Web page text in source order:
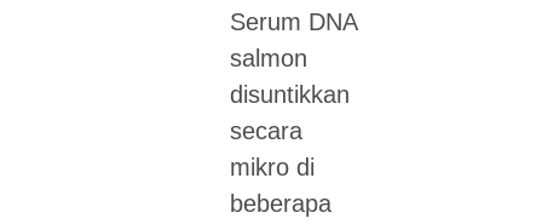
Serum DNA
salmon
disuntikkan
secara
mikro di
beberapa